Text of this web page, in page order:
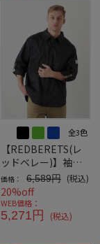
全3色
【REDBERETS(レ
ッドベレー)】袖ロ
ールアップミリタリ
ーシャツ
価格： 6,589円 (税込)
20%off
WEB価格：
5,271円 (税込)